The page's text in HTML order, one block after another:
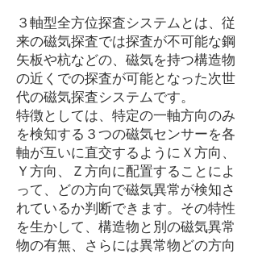
３軸型全方位探査システムとは、従
来の磁気探査では探査が不可能な鋼
矢板や杭などの、磁気を持つ構造物
の近くでの探査が可能となった次世
代の磁気探査システムです。
特徴としては、特定の一軸方向のみ
を検知する３つの磁気センサーを各
軸が互いに直交するようにＸ方向、
Ｙ方向、Ｚ方向に配置することによ
って、どの方向で磁気異常が検知さ
れているか判断できます。その特性
を生かして、構造物と別の磁気異常
物の有無、さらには異常物どの方向